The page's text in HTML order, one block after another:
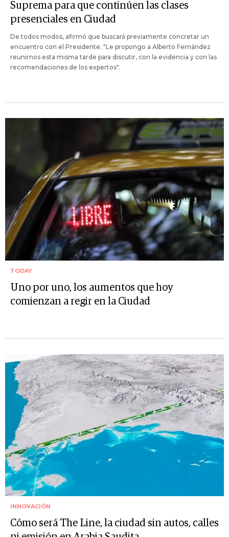
Suprema para que continúen las clases
presenciales en Ciudad
De todos modos, afirmó que buscará previamente concretar un
encuentro con el Presidente. "Le propongo a Alberto Fernández
reunirnos esta misma tarde para discutir, con la evidencia y con las
recomendaciones de los expertos".
TODAY
Uno por uno, los aumentos que hoy
comienzan a regir en la Ciudad
INNOVACIÓN
Cómo será The Line, la ciudad sin autos, calles